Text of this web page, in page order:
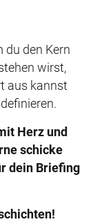
du den Kern
wirst,
aus kannst
Herz und
schicke
dein Briefing